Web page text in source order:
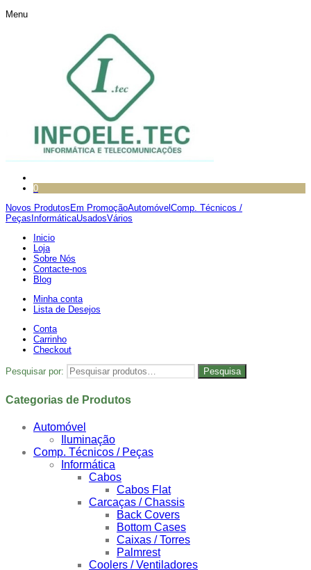
Menu
0
Novos Produtos Em PromoçãoAutomóvel Comp. Técnicos /
Peças InformáticaUsadosVários
Inicio
Loja
Sobre Nós
Contacte-nos
Blog
Minha conta
Lista de Desejos
Conta
Carrinho
Checkout
Pesquisar por: Pesquisa
Categorias de Produtos
Automóvel
Iluminação
Comp. Técnicos / Peças
Informática
Cabos
Cabos Flat
Carcaças / Chassis
Back Covers
Bottom Cases
Caixas / Torres
Palmrest
Coolers / Ventiladores